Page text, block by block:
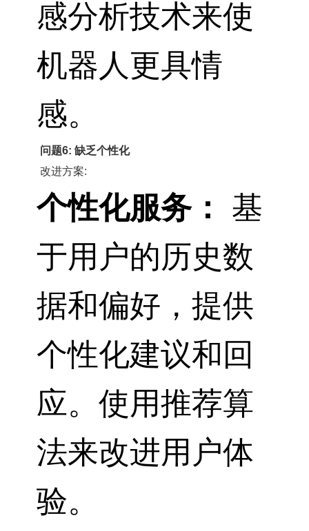
感分析技术来使
机器人更具情
感。
问题6: 缺乏个性化
改进方案:
个性化服务：
基
于用户的历史数
据和偏好，提供
个性化建议和回
应。使用推荐算
法来改进用户体
验。